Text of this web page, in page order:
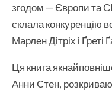
згодом — Європи та
склала конкуренцію
Марлен Дітріх і Ґреті
Ця книга
Анни Стен,